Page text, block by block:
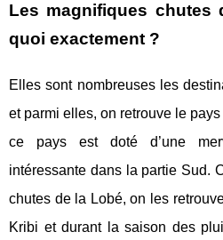
Les magnifiques chutes
quoi exactement ?
Elles sont nombreuses les
et parmi elles, on retrouve le
ce pays est doté d’une
intéressante dans la partie Sud.
chutes de la Lobé, on les
Kribi et durant la saison des